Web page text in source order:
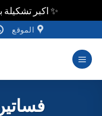
✨ اكبر
للمحتوى
الموقع